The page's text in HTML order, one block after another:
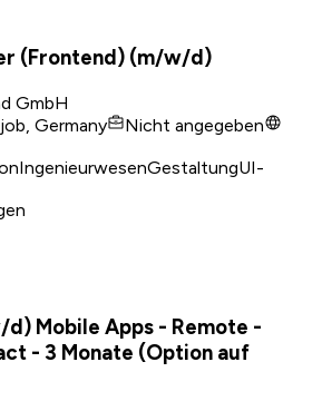
(Frontend) (m/w/d)
GmbH
Germany
Nicht angegeben
IngenieurwesenGestaltungUI-
Mobile Apps - Remote -
- 3 Monate (Option auf